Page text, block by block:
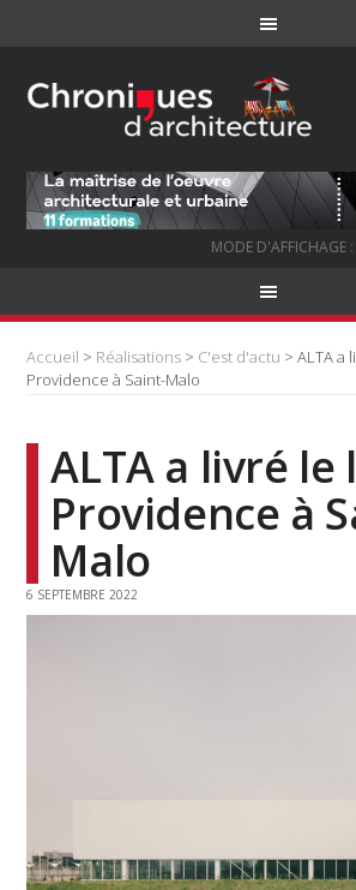
MODE D'AFFICHAGE :
Accueil > Réalisations > C'est d'actu > ALTA a
Providence à Saint-Malo
ALTA a livré le
Providence à
Malo
6 SEPTEMBRE 2022